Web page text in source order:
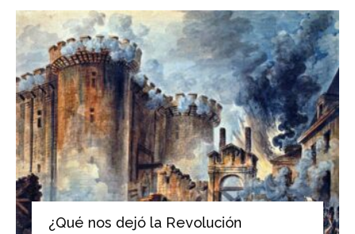
¿Qué nos dejó la Revolución